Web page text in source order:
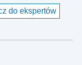
do ekspertów